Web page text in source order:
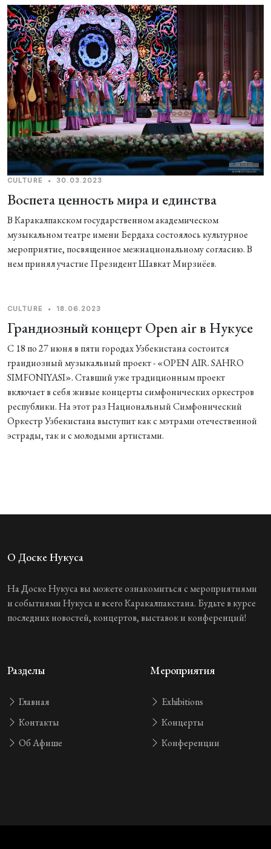
CULTURE • 30.03.2023
Воспета ценность мира и единства
В Каракалпакском государственном академическом
музыкальном театре имени Бердаха состоялось культурное
мероприятие, посвященное межнациональному согласию. В
нем принял участие Президент Шавкат Мирзиёев.
CULTURE • 18.06.2023
Грандиозный концерт Open air в Нукусе
С 18 по 27 июня в пяти городах Узбекистана состоится
грандиозный музыкальный проект - «OPEN AIR. SAHRO
SIMFONIYASI». Ставший уже традиционным проект
включает в себя живые концерты симфонических оркестров
республики. На этот раз Национальный Симфонический
Оркестр Узбекистана выступит как с мэтрами отечественной
эстрады, так и с молодыми артистами.
О Доске Нукуса
На Доске Нукуса вы можете ознакомиться с мероприятиями
и событиями Нукуса и всего Каракалпакстана. Будьте в курсе
последних новостей, концертов, выставок и конференций!
Разделы
Главная
Контакты
Об Афише
Мероприятия
Exhibitions
Концерты
Конференции